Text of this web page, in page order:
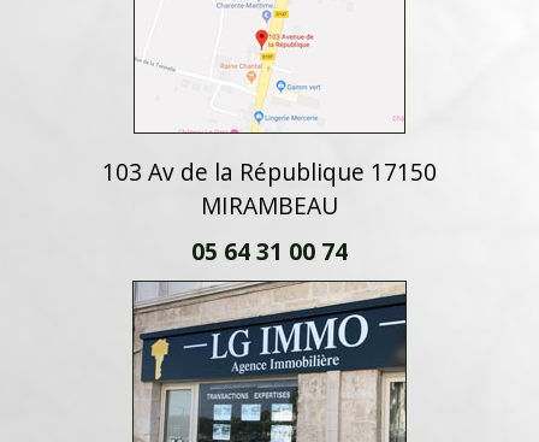
103 Av de la République 17150
MIRAMBEAU
05 64 31 00 74